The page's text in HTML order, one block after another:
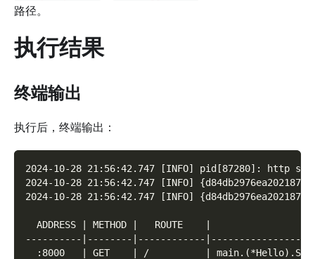
路径。
执行结果
终端输出
执行后，终端输出：
2024-10-28 21:56:42.747 [INFO] pid[87280]: http
2024-10-28 21:56:42.747 [INFO]
2024-10-28 21:56:42.747 [INFO]
ADDRESS | METHOD |   ROUTE    |
----------|--------|------------
:8000   | GET    | /          |